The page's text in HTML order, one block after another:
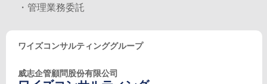
・管理業務委託
ワイズコンサルティンググループ
威志企管顧問股份有限公司